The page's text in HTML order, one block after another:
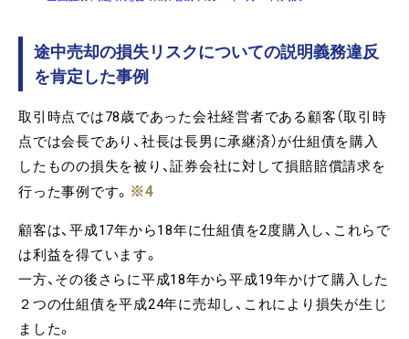
途中売却の損失リスクについての説明義務違反
を肯定した事例
取引時点では78歳であった会社経営者である顧客（取引時
点では会長であり、社長は長男に承継済）が仕組債を購入
したものの損失を被り、証券会社に対して損賠賠償請求を
行った事例です。 ※4
顧客は、平成17年から18年に仕組債を2度購入し、これらで
は利益を得ています。
一方、その後さらに平成18年から平成19年かけて購入した
２つの仕組債を平成24年に売却し、これにより損失が生じ
ました。